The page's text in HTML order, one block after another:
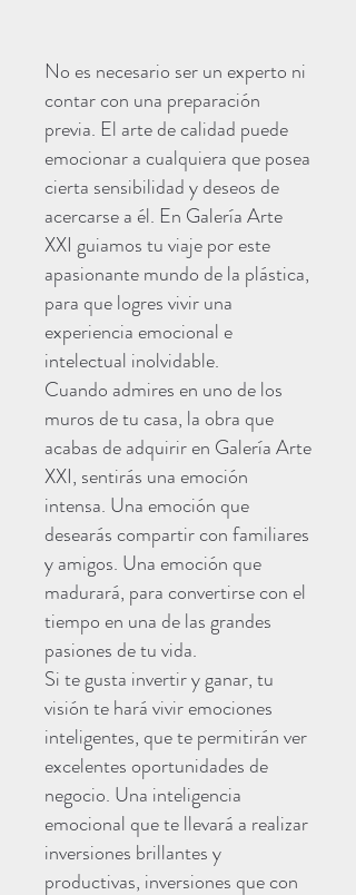
No es necesario ser un experto ni
contar con una preparación
previa. El arte de calidad puede
emocionar a cualquiera que posea
cierta sensibilidad y deseos de
acercarse a él. En Galería Arte
XXI guiamos tu viaje por este
apasionante mundo de la plástica,
para que logres vivir una
experiencia emocional e
intelectual inolvidable.
Cuando admires en uno de los
muros de tu casa, la obra que
acabas de adquirir en Galería Arte
XXI, sentirás una emoción
intensa. Una emoción que
desearás compartir con familiares
y amigos. Una emoción que
madurará, para convertirse con el
tiempo en una de las grandes
pasiones de tu vida.
Si te gusta invertir y ganar, tu
visión te hará vivir emociones
inteligentes, que te permitirán ver
excelentes oportunidades de
negocio. Una inteligencia
emocional que te llevará a realizar
inversiones brillantes y
productivas, inversiones que con